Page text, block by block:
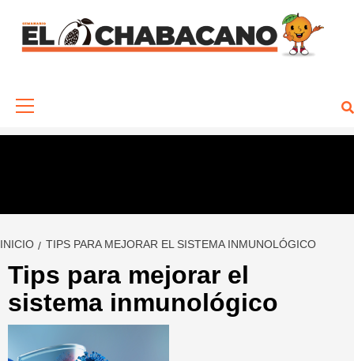
contenido
INICIO TIPS PARA MEJORAR EL SISTEMA INMUNOLÓGICO
Tips para mejorar el
sistema inmunológico